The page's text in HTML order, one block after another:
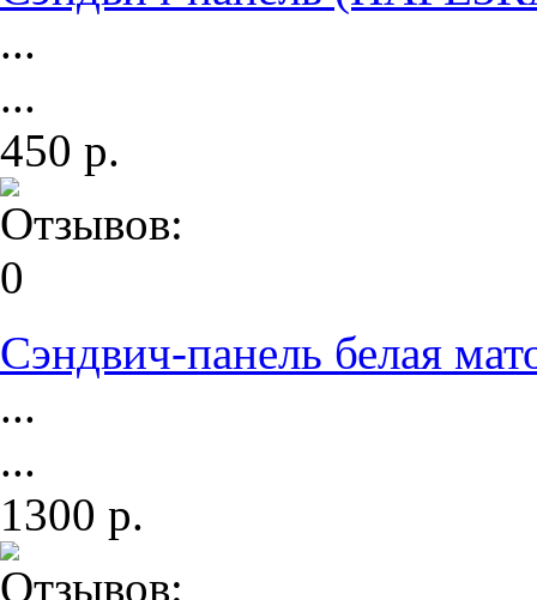
...
...
450 р.
Сэндвич-панель белая
...
...
1300 р.